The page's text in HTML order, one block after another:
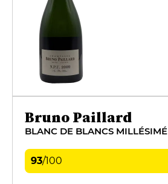
Bruno Paillard
BLANC DE BLANCS MILLÉSIMÉ
93/100